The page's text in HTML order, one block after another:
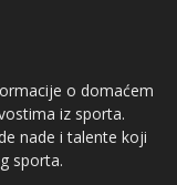
o domaćem
iz sporta.
nade i talente koji
sporta.